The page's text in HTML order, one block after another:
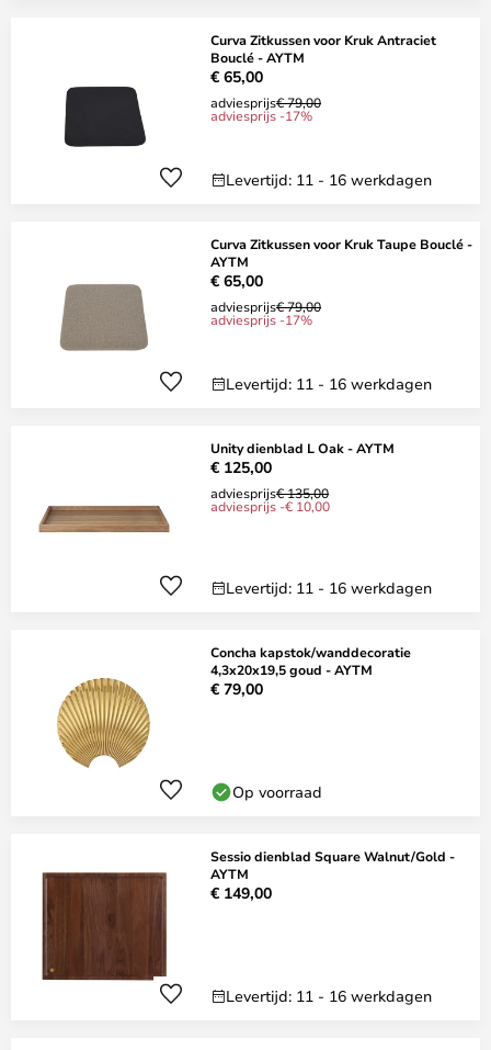
Curva Zitkussen voor Kruk Antraciet
Bouclé - AYTM
€ 65,00
adviesprijs€ 79,00
adviesprijs -17%
Levertijd: 11 - 16 werkdagen
Curva Zitkussen voor Kruk Taupe Bouclé -
AYTM
€ 65,00
adviesprijs€ 79,00
adviesprijs -17%
Levertijd: 11 - 16 werkdagen
Unity dienblad L Oak - AYTM
€ 125,00
adviesprijs€ 135,00
adviesprijs -€ 10,00
Levertijd: 11 - 16 werkdagen
Concha kapstok/wanddecoratie
4,3x20x19,5 goud - AYTM
€ 79,00
Op voorraad
Sessio dienblad Square Walnut/Gold -
AYTM
€ 149,00
Levertijd: 11 - 16 werkdagen